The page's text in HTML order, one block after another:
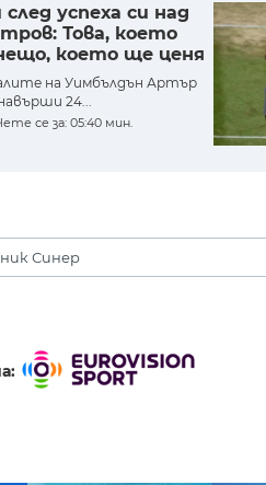
успеха си над
Това, което
което ще ценя
си
на Уимбълдън Артър
24...
се за: 05:40 мин.
Синер